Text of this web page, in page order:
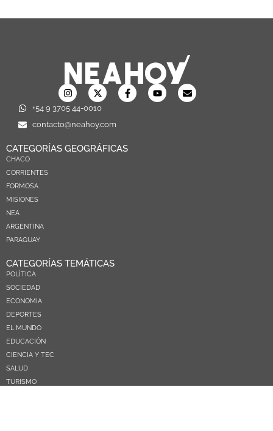
+54 9 3705 44-0010
contacto@neahoy.com
CATEGORÍAS GEOGRÁFICAS
CHACO
CORRIENTES
FORMOSA
MISIONES
NEA
ARGENTINA
PARAGUAY
CATEGORÍAS TEMÁTICAS
POLÍTICA
SOCIEDAD
ECONOMIA
DEPORTES
EL MUNDO
EDUCACIÓN
CIENCIA Y TEC
SALUD
TURISMO